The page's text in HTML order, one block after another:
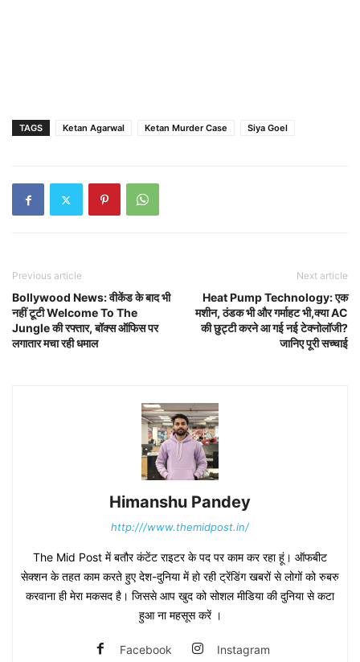
TAGS Ketan Agarwal Ketan Murder Case Siya Goel
Previous article
Bollywood News: वीकेंड के बाद भी
नहीं टूटी Welcome To The
Jungle की रफ्तार, बॉक्स ऑफिस पर
लगातार मचा रही धमाल
Next article
Heat Pump Technology: एक
मशीन, ठंडक भी और गर्माहट भी,क्या AC
की छुट्टी करने आ गई नई टेक्नोलॉजी?
जानिए पूरी सच्चाई
Himanshu Pandey
http:///www.themidpost.in/
The Mid Post में बतौर कंटेंट राइटर के पद पर काम कर रहा हूं। ऑफबीट
सेक्शन के तहत काम करते हुए देश-दुनिया में हो रही ट्रेंडिंग खबरों से लोगों को रुबरु
करवाना ही मेरा मकसद है। जिससे आप खुद को सोशल मीडिया की दुनिया से कटा
हुआ ना महसूस करें ।
Facebook Instagram